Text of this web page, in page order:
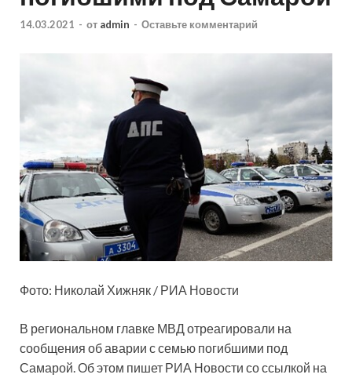
14.03.2021 - от admin - Оставьте комментарий
Фото: Николай Хижняк / РИА Новости
В региональном главке МВД отреагировали на
сообщения об аварии с семью погибшими под
Самарой. Об этом пишет РИА Новости со ссылкой на